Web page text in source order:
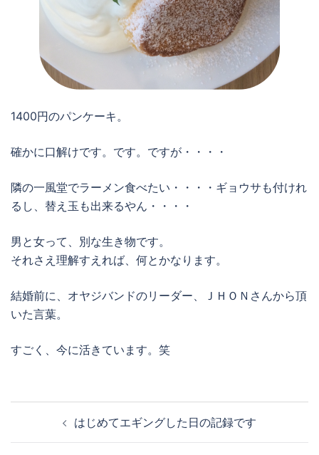
1400円のパンケーキ。
確かに口解けです。です。ですが・・・・
隣の一風堂でラーメン食べたい・・・・ギョウサも付けれ
るし、替え玉も出来るやん・・・・
男と女って、別な生き物です。
それさえ理解すえれば、何とかなります。
結婚前に、オヤジバンドのリーダー、ＪＨＯＮさんから頂
いた言葉。
すごく、今に活きています。笑
はじめてエギングした日の記録です